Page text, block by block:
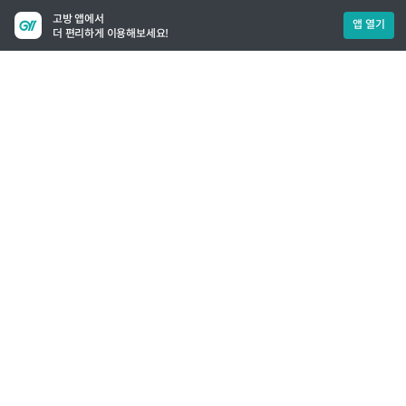
고방 앱에서
더 편리하게 이용해보세요!
앱 열기